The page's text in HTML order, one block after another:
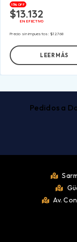
15% OFF
$13.132
EN EFECTIVO
Precio sin impuestos:$12.768
LEER MÁS
Pedidos a
Av.